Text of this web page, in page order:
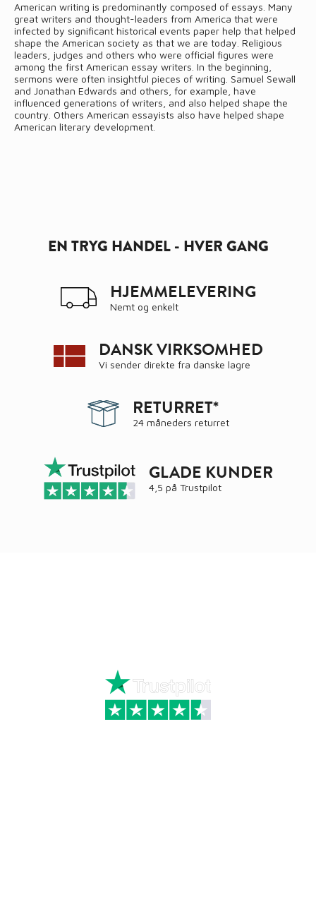
American writing is predominantly composed of essays. Many
great writers and thought-leaders from America that were
infected by significant historical events paper help that helped
shape the American society as that we are today. Religious
leaders, judges and others who were official figures were
among the first American essay writers. In the beginning,
sermons were often insightful pieces of writing. Samuel Sewall
and Jonathan Edwards and others, for example, have
influenced generations of writers, and also helped shape the
country. Others American essayists also have helped shape
American literary development.
EN TRYG HANDEL - HVER GANG
HJEMMELEVERING
Nemt og enkelt
DANSK VIRKSOMHED
Vi sender direkte fra danske lagre
RETURRET*
24 måneders returret
GLADE KUNDER
4,5 på Trustpilot